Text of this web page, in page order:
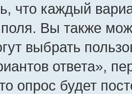
что каждый
поля. Вы также
выбрать
ответа»,
опрос будет